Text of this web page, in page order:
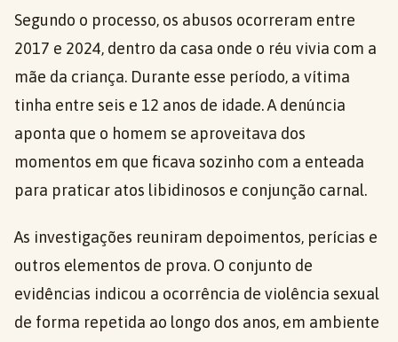
Segundo o processo, os abusos ocorreram entre
2017 e 2024, dentro da casa onde o réu vivia com a
mãe da criança. Durante esse período, a vítima
tinha entre seis e 12 anos de idade. A denúncia
aponta que o homem se aproveitava dos
momentos em que ficava sozinho com a enteada
para praticar atos libidinosos e conjunção carnal.
As investigações reuniram depoimentos, perícias e
outros elementos de prova. O conjunto de
evidências indicou a ocorrência de violência sexual
de forma repetida ao longo dos anos, em ambiente